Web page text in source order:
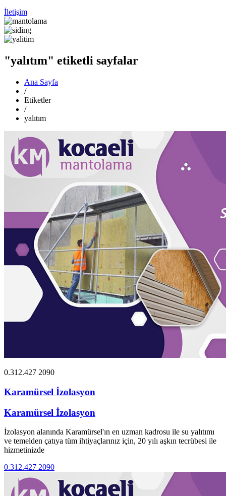
İletişim
"yalıtım" etiketli sayfalar
Ana Sayfa
/
Etiketler
/
yalıtım
0.312.427 2090
Karamürsel İzolasyon
Karamürsel İzolasyon
İzolasyon alanında Karamürsel'ın en uzman kadrosu ile su yalıtımı
ve temelden çatıya tüm ihtiyaçlarınız için, 20 yılı aşkın tecrübesi ile
hizmetinizde
0.312.427 2090